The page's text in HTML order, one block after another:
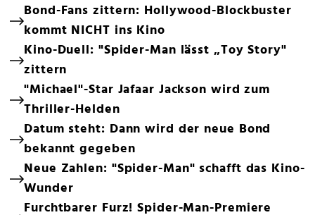
Bond-Fans zittern: Hollywood-Blockbuster
kommt NICHT ins Kino
Kino-Duell: "Spider-Man lässt „Toy Story"
zittern
"Michael"-Star Jafaar Jackson wird zum
Thriller-Helden
Datum steht: Dann wird der neue Bond
bekannt gegeben
Neue Zahlen: "Spider-Man" schafft das Kino-
Wunder
Furchtbarer Furz! Spider-Man-Premiere